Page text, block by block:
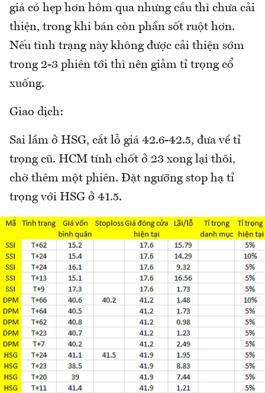
giá có hẹp hơn hôm qua nhưng cầu thì chưa cải
thiện, trong khi bán còn phần sốt ruột hơn.
Nếu tình trạng này không được cải thiện sớm
trong 2-3 phiên tới thì nên giảm tỉ trọng cổ
xuống.
Giao dịch:
Sai lầm ở HSG, cắt lỗ giá 42.6-42.5, đưa về tỉ
trọng cũ. HCM tính chốt ở 23 xong lại thôi,
chờ thêm một phiên. Đặt ngưỡng stop hạ tỉ
trọng với HSG ở 41.5.